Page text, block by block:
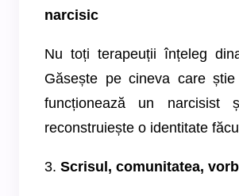
narcisic
Nu toți terapeuții înțeleg
Găsește pe cineva care
funcționează un narcisist
reconstruiește o identitate
3. Scrisul, comunitatea,